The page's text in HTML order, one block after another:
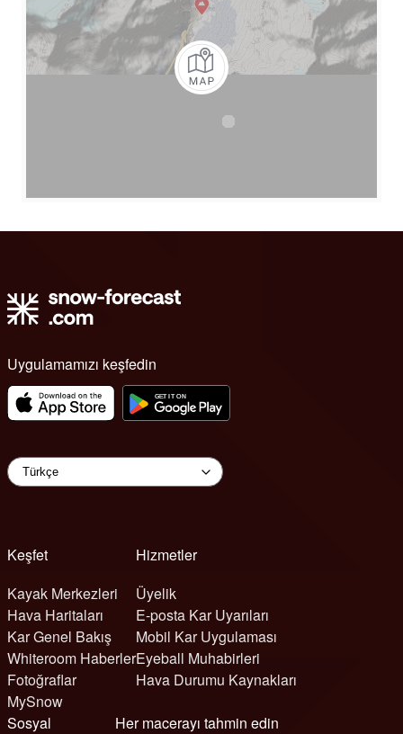
Uygulamamızı keşfedin
Keşfet
Kayak Merkezleri
Hava Haritaları
Kar Genel Bakış
Whiteroom Haberler
Fotoğraflar
MySnow
Hizmetler
Üyelik
E-posta Kar Uyarıları
Mobil Kar Uygulaması
Eyeball Muhabirleri
Hava Durumu Kaynakları
Sosyal
Her macerayı tahmin edin